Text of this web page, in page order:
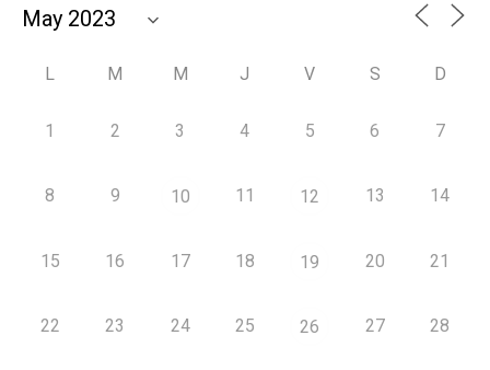
L M M J V S D
1 2 3 4 5 6 7
8 9 10 11 12 13 14
15 16 17 18 19 20 21
22 23 24 25 26 27 28